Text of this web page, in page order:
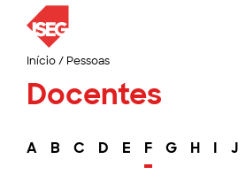
Início/ Pessoas
Docentes
A B C D E F G H I J